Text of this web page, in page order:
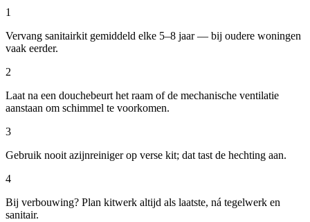
1
Vervang sanitairkit gemiddeld elke 5–8 jaar — bij oudere woningen
vaak eerder.
2
Laat na een douchebeurt het raam of de mechanische ventilatie
aanstaan om schimmel te voorkomen.
3
Gebruik nooit azijnreiniger op verse kit; dat tast de hechting aan.
4
Bij verbouwing? Plan kitwerk altijd als laatste, ná tegelwerk en
sanitair.